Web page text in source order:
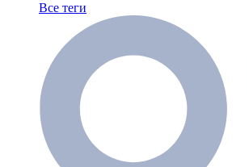
Все теги